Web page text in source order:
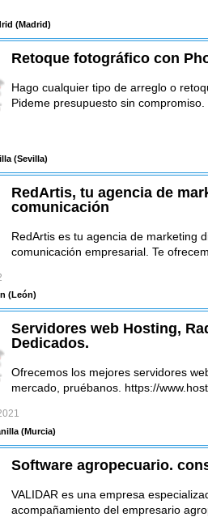
(Madrid)
Retoque fotográfico con
Hago cualquier tipo de arreglo o
Pideme presupuesto sin
(Sevilla)
RedArtis, tu agencia de
comunicación
RedArtis es tu agencia de marketing
comunicación empresarial. Te
(León)
Servidores web Hosting,
Dedicados.
Ofrecemos los mejores servidores
mercado, pruébanos. https://
(Murcia)
Software agropecuario.
VALIDAR es una empresa
acompañamiento del empresario